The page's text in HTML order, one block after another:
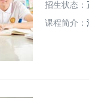
招生状态：
课程简介：